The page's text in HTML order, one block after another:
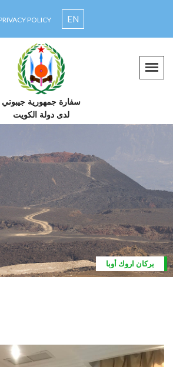
EN
POLICY
سفارة جمهورية جيبوتي
لدى دولة الكويت
بركان اروك أوبا